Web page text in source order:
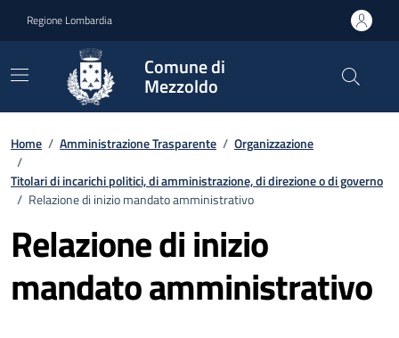
Regione Lombardia
Comune di
Mezzoldo
Home / Amministrazione Trasparente / Organizzazione
/
Titolari di incarichi politici, di amministrazione, di direzione o di governo
/ Relazione di inizio mandato amministrativo
Relazione di inizio
mandato amministrativo